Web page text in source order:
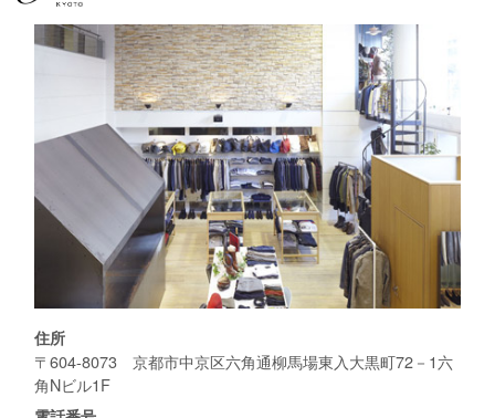
住所
〒604-8073 京都市中京区六角通柳馬場東入大黒町72－1六
角Nビル1F